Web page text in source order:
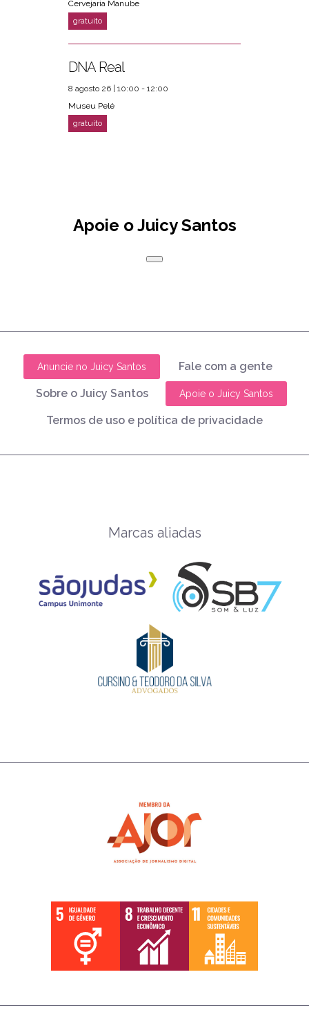
Cervejaria Manube
DNA Real
8 agosto 26 | 10:00 - 12:00
Museu Pelé
Apoie o Juicy Santos
Anuncie no Juicy Santos Fale com a gente
Sobre o Juicy Santos Apoie o Juicy Santos
Termos de uso e política de privacidade
Marcas aliadas